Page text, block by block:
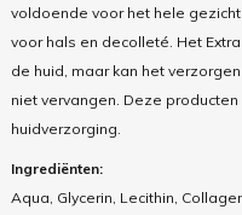
voldoende voor het hele
voor hals en decolleté. Het
de huid, maar kan het
niet vervangen. Deze
huidverzorging.
Ingrediënten:
Aqua, Glycerin, Lecithin,